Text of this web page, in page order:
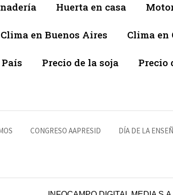
Huerta en casa
Clima en Buenos Aires Clima en
Precio de la soja Precio
CONGRESO AAPRESID DÍA DE LA